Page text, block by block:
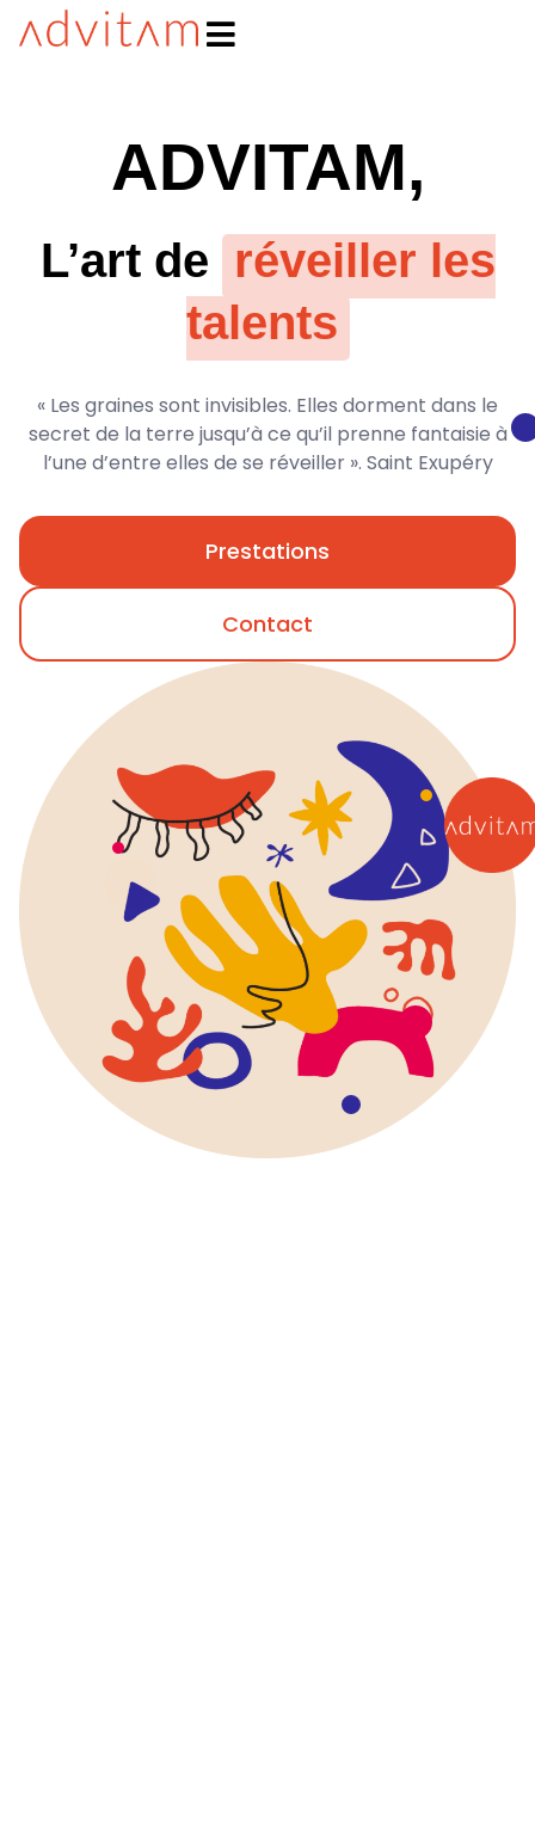
ADVITAM,
L’art de réveiller les
talents
« Les graines sont invisibles. Elles dorment dans le
secret de la terre jusqu’à ce qu’il prenne fantaisie à
l’une d’entre elles de se réveiller ». Saint Exupéry
Prestations
Contact